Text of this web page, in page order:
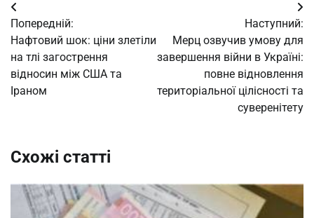
Навігація
записів
Попередній:
Нафтовий шок: ціни злетіли
на тлі загострення
відносин між США та
Іраном
Наступний:
Мерц озвучив умову для
завершення війни в Україні:
повне відновлення
територіальної цілісності та
суверенітету
Схожі статті